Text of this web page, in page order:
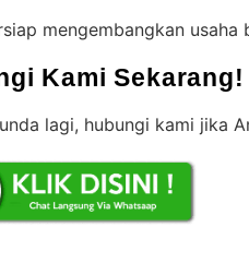
mengembangkan usaha
Kami Sekarang!
lagi, hubungi kami jika